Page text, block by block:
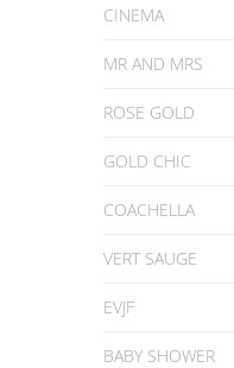
CINEMA
MR AND MRS
ROSE GOLD
GOLD CHIC
COACHELLA
VERT SAUGE
EVJF
BABY SHOWER